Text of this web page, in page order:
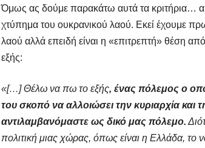
Όμως ας δούμε παρακάτω αυτά τα κριτήρια…
χτύπημα του ουκρανικού λαού. Εκεί έχουμε
λαού αλλά επειδή είναι η «επιτρεπτή» θέση
εξής:
«[…] Θέλω να πω το εξής, ένας πόλεμος ο
του σκοπό να αλλοιώσει την κυριαρχία και
αντιλαμβανόμαστε ως δικό μας πόλεμο.
πολιτική μιας χώρας, όπως είναι η Ελλάδα, το